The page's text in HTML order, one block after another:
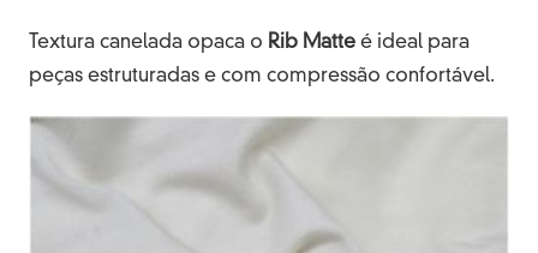
Textura canelada opaca o Rib Matte é ideal para
peças estruturadas e com compressão confortável.